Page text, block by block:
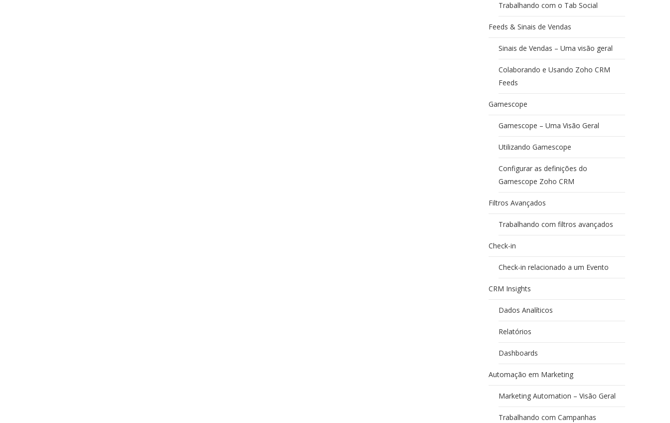
Trabalhando com o Tab Social
Feeds & Sinais de Vendas
Sinais de Vendas – Uma visão geral
Colaborando e Usando Zoho CRM
Feeds
Gamescope
Gamescope – Uma Visão Geral
Utilizando Gamescope
Configurar as definições do
Gamescope Zoho CRM
Filtros Avançados
Trabalhando com filtros avançados
Check-in
Check-in relacionado a um Evento
CRM Insights
Dados Analíticos
Relatórios
Dashboards
Automação em Marketing
Marketing Automation – Visão Geral
Trabalhando com Campanhas